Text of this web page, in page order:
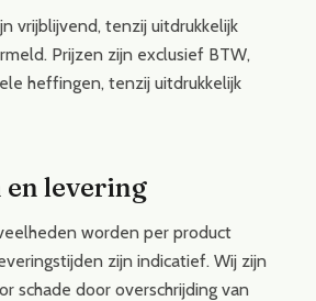
vrijblijvend, tenzij uitdrukkelijk
Prijzen zijn exclusief BTW,
heffingen, tenzij uitdrukkelijk
en levering
worden per product
zijn indicatief. Wij zijn
schade door overschrijding van